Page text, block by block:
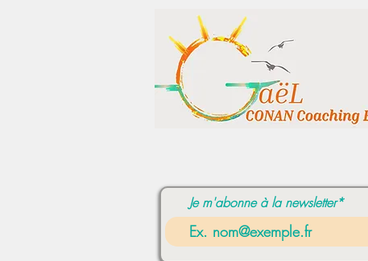
Je m'abonne à la newsletter*